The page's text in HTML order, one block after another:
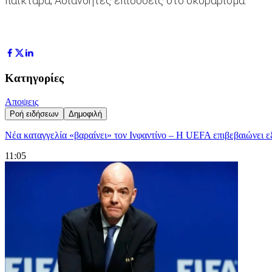
Κατηγορίες
Αποψεις
Ροή ειδήσεων Δημοφιλή
Νέα καταγγελία «βαραίνει» τον Ινφαντίνο – Η UEFA
11:05